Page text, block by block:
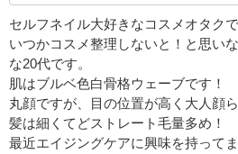
セルフネイル大好きなコスメオタクで
いつかコスメ整理しないと！と思い
な20代です。
肌はブルベ色白骨格ウェーブです！
丸顔ですが、目の位置が高く大人顔
髪は細くてどストレート毛量多め！
最近エイジングケアに興味を持って